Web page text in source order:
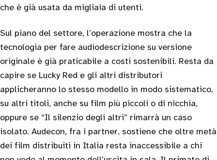
che è già usata da migliaia di utenti.
Sul piano del settore, l’operazione mostra che la
tecnologia per fare audiodescrizione su versione
originale è già praticabile a costi sostenibili. Resta da
capire se Lucky Red e gli altri distributori
applicheranno lo stesso modello in modo sistematico,
su altri titoli, anche su film più piccoli o di nicchia,
oppure se “Il silenzio degli altri” rimarrà un caso
isolato. Audecon, fra i partner, sostiene che oltre metà
dei film distribuiti in Italia resta inaccessibile a chi